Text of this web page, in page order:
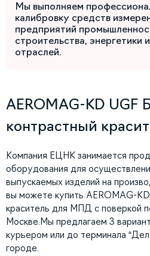
Мы выполняем
калибровку средств
предприятий
строительства, энергетики
отраслей.
AEROMAG-KD UGF
контрастный
Компания ЕЦНК занимается
оборудования для
выпускаемых изделий на
вы можете купить AEROMAG-
краситель для МПД с поверкой
Москве.Мы предлагаем 3
курьером или до терминала
городе.